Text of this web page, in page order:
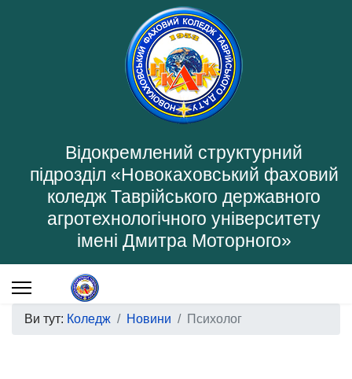
Відокремлений структурний
підрозділ «Новокаховський фаховий
коледж Таврійського державного
агротехнологічного університету
імені Дмитра Моторного»
Ви тут: Коледж Новини Психолог